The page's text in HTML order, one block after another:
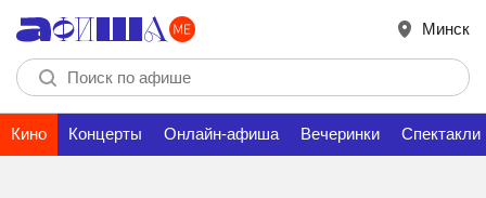
Минск
Кино Концерты Онлайн-афиша Вечеринки Спектакли